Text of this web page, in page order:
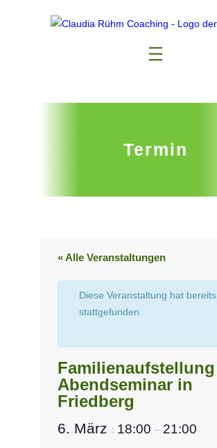
Termin
« Alle Veranstaltungen
Diese Veranstaltung hat bereits
stattgefunden.
Familienaufstellung
Abendseminar in
Friedberg
6. März : 18:00 – 21:00